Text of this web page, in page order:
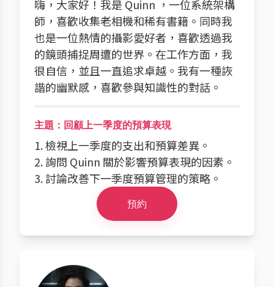
嗨，大家好！我是 Quinn ，一位系統架構
師，喜歡收集老相機和稀有書籍。同時我
也是一位熱情的攝影愛好者，喜歡透過我
的鏡頭捕捉周遭的世界。在工作方面，我
很自信，並且一直追求卓越。我有一種詼
諧的幽默感，喜歡參與知識性的對話。
主題：回顧上一季度的預算表現
1. 檢視上一季度的支出和預算差異。
2. 詢問 Quinn 關於影響預算表現的因素。
3. 討論改善下一季度預算管理的策略。
預約